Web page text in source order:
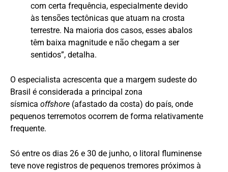
com certa frequência, especialmente devido
às tensões tectônicas que atuam na crosta
terrestre. Na maioria dos casos, esses abalos
têm baixa magnitude e não chegam a ser
sentidos”, detalha.
O especialista acrescenta que a margem sudeste do
Brasil é considerada a principal zona
sísmica offshore (afastado da costa) do país, onde
pequenos terremotos ocorrem de forma relativamente
frequente.
Só entre os dias 26 e 30 de junho, o litoral fluminense
teve nove registros de pequenos tremores próximos à